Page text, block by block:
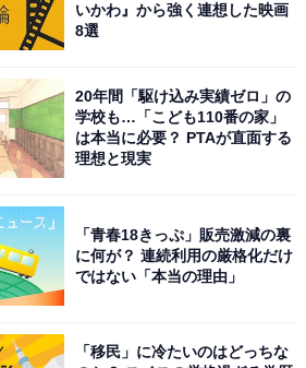
いかわ』から強く連想した映画
8選
20年間「駆け込み実績ゼロ」の
学校も…「こども110番の家」
は本当に必要？ PTAが直面する
理想と現実
「青春18きっぷ」販売激減の裏
に何が？ 連続利用の厳格化だけ
ではない「本当の理由」
「移民」に冷たいのはどっちな